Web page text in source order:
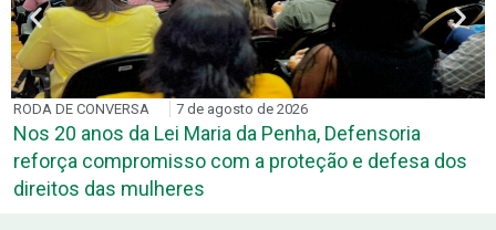
RODA DE CONVERSA 7 de agosto de 2026
Nos 20 anos da Lei Maria da Penha, Defensoria
reforça compromisso com a proteção e defesa dos
direitos das mulheres